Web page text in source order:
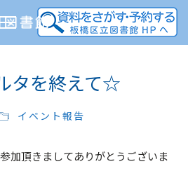
タを終えて☆
イベント報告
加頂きましてありがとうございま